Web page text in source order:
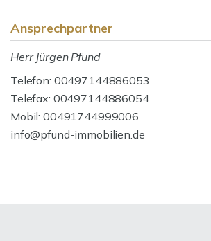
Ansprechpartner
Herr Jürgen Pfund
Telefon: 00497144886053
Telefax: 00497144886054
Mobil: 00491744999006
info@pfund-immobilien.de